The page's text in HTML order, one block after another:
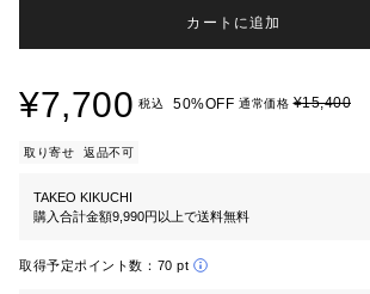
カートに追加
¥7,700 税込 50%OFF 通常価格¥15,400
取り寄せ 返品不可
TAKEO KIKUCHI
購入合計金額9,990円以上で送料無料
取得予定ポイント数： 70 pt